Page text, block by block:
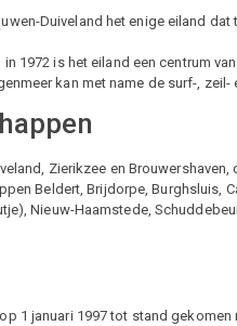
Duiveland het enige eiland
1972 is het eiland een centrum
kan met name de surf-,
Zierikzee en
Beldert, Brijdorpe, Burghsluis,
Nieuw-Haamstede,
1 januari 1997 tot stand